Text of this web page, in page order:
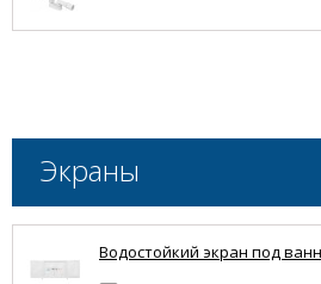
Экраны
Водостойкий экран под